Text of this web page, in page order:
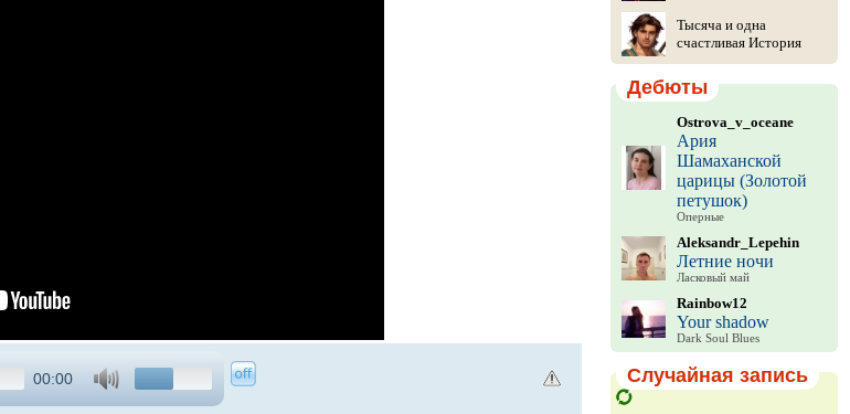
00:00
Тысяча и одна
счастливая История
Дебюты
Ostrova_v_oceane
Ария
Шамаханской
царицы (Золотой
петушок)
Оперные
Aleksandr_Lepehin
Летние ночи
Ласковый май
Rainbow12
Your shadow
Dark Soul Blues
Случайная запись